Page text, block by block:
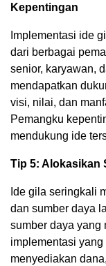
Kepentingan
Implementasi ide
dari berbagai
senior, karyawan,
mendapatkan
visi, nilai, dan
Pemangku
mendukung ide
Tip 5: Alokasikan
Ide gila seringkali
dan sumber daya
sumber daya yang
implementasi
menyediakan